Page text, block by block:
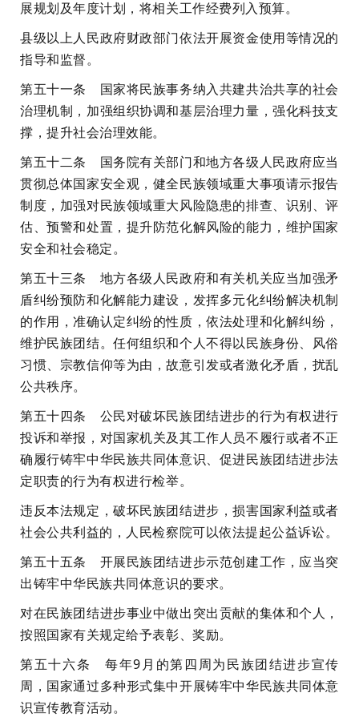
展规划及年度计划，将相关工作经费列入预算。
县级以上人民政府财政部门依法开展资金使用等情况的
指导和监督。
第五十一条 国家将民族事务纳入共建共治共享的社会
治理机制，加强组织协调和基层治理力量，强化科技支
撑，提升社会治理效能。
第五十二条 国务院有关部门和地方各级人民政府应当
贯彻总体国家安全观，健全民族领域重大事项请示报告
制度，加强对民族领域重大风险隐患的排查、识别、评
估、预警和处置，提升防范化解风险的能力，维护国家
安全和社会稳定。
第五十三条 地方各级人民政府和有关机关应当加强矛
盾纠纷预防和化解能力建设，发挥多元化纠纷解决机制
的作用，准确认定纠纷的性质，依法处理和化解纠纷，
维护民族团结。任何组织和个人不得以民族身份、风俗
习惯、宗教信仰等为由，故意引发或者激化矛盾，扰乱
公共秩序。
第五十四条 公民对破坏民族团结进步的行为有权进行
投诉和举报，对国家机关及其工作人员不履行或者不正
确履行铸牢中华民族共同体意识、促进民族团结进步法
定职责的行为有权进行检举。
违反本法规定，破坏民族团结进步，损害国家利益或者
社会公共利益的，人民检察院可以依法提起公益诉讼。
第五十五条 开展民族团结进步示范创建工作，应当突
出铸牢中华民族共同体意识的要求。
对在民族团结进步事业中做出突出贡献的集体和个人，
按照国家有关规定给予表彰、奖励。
第五十六条 每年9月的第四周为民族团结进步宣传
周，国家通过多种形式集中开展铸牢中华民族共同体意
识宣传教育活动。